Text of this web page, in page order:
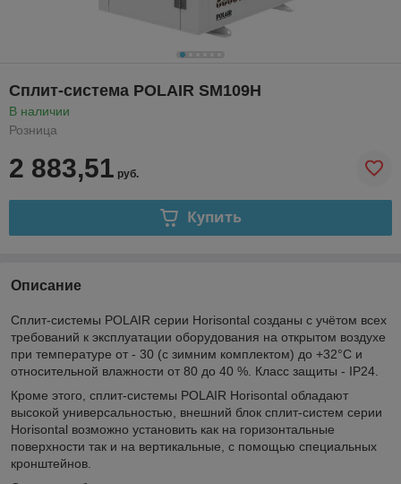
Сплит-система POLAIR SM109H
В наличии
Розница
2 883,51 руб.
Купить
Описание
Сплит-системы POLAIR серии Horisontal созданы с учётом всех
требований к эксплуатации оборудования на открытом воздухе
при температуре от - 30 (с зимним комплектом) до +32°С и
относительной влажности от 80 до 40 %. Класс защиты - IP24.
Кроме этого, сплит-системы POLAIR Horisontal обладают
высокой универсальностью, внешний блок сплит-систем серии
Horisontal возможно установить как на горизонтальные
поверхности так и на вертикальные, с помощью специальных
кронштейнов.